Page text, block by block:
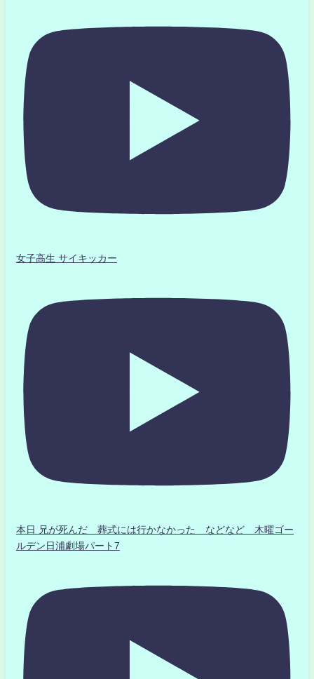
女子高生 サイキッカー
本日 兄が死んだ 葬式には行かなかった などなど 木曜ゴー
ルデン日浦劇場パート7